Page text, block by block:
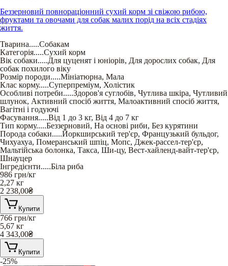
Беззерновий повнораціонний сухий корм зі свіжою рибою,
фруктами та овочами для собак малих порід на всіх стадіях
життя.
Тварина.....Собакам
Категорія.....Сухий корм
Вік собаки.....Для цуценят і юніорів, Для дорослих собак, Для
собак похилого віку
Розмір породи.....Мініатюрна, Мала
Клас корму.....Суперпреміум, Холістик
Особливі потреби.....Здоров'я суглобів, Чутлива шкіра, Чутливий
шлунок, Активний спосіб життя, Малоактивний спосіб життя,
Вагітні і годуючі
Фасування.....Від 1 до 3 кг, Від 4 до 7 кг
Тип корму.....Беззерновий, На основі риби, Без курятини
Порода собаки.....Йоркширський тер'єр, Французький бульдог,
Чихуахуа, Померанський шпіц, Мопс, Джек-рассел-тер'єр,
Мальтійська болонка, Такса, Ши-цу, Вест-хайленд-вайт-тер'єр,
Шнауцер
Інгредієнти.....Біла риба
986 грн/кг
2,27 кг
2 238,00₴
Купити
766 грн/кг
5,67 кг
4 343,00₴
Купити
-25%